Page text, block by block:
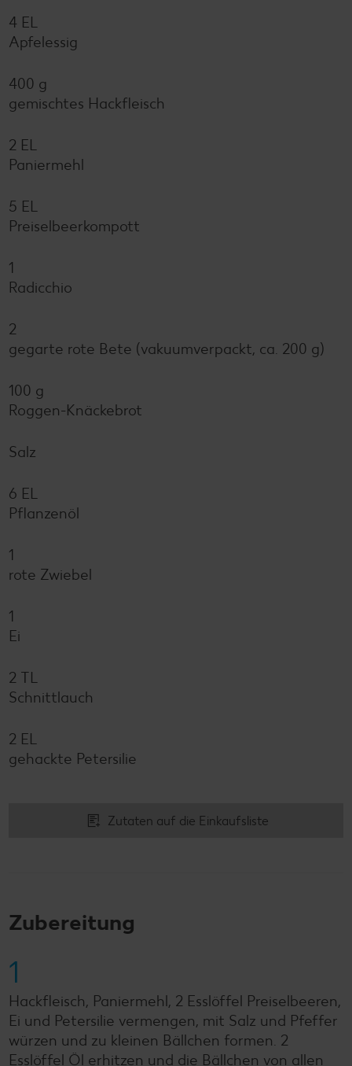
4 EL
Apfelessig
400 g
gemischtes Hackfleisch
2 EL
Paniermehl
5 EL
Preiselbeerkompott
1
Radicchio
2
gegarte rote Bete (vakuumverpackt, ca. 200 g)
100 g
Roggen-Knäckebrot
Salz
6 EL
Pflanzenöl
1
rote Zwiebel
1
Ei
2 TL
Schnittlauch
2 EL
gehackte Petersilie
Zutaten auf die Einkaufsliste
Zubereitung
1
Hackfleisch, Paniermehl, 2 Esslöffel Preiselbeeren,
Ei und Petersilie vermengen, mit Salz und Pfeffer
würzen und zu kleinen Bällchen formen. 2
Esslöffel Öl erhitzen und die Bällchen von allen